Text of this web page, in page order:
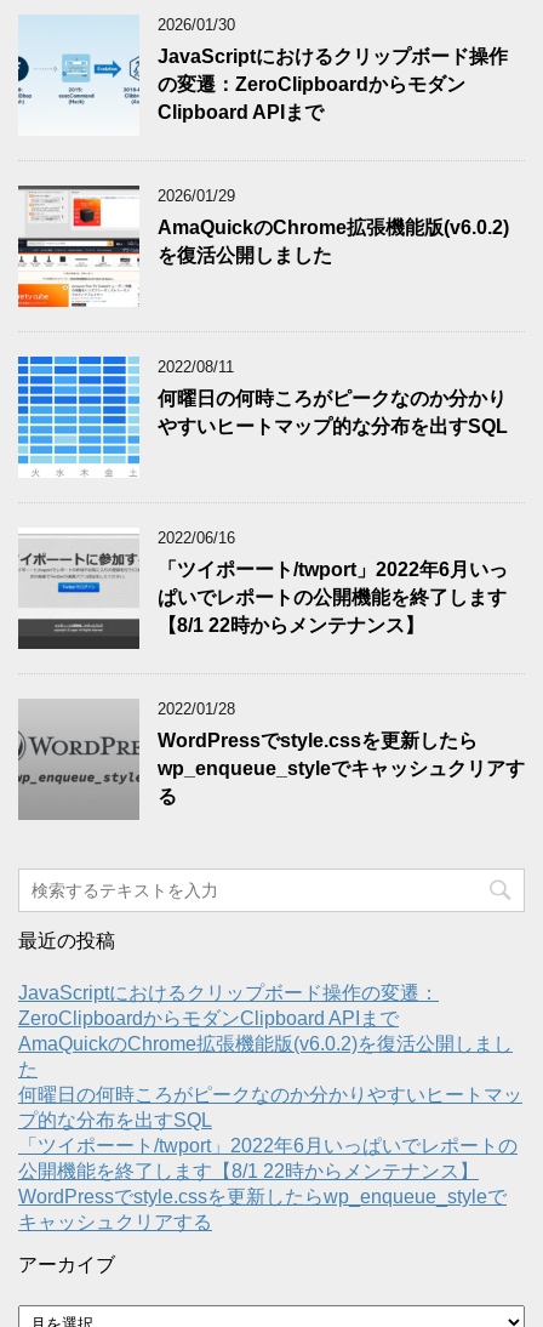
2026/01/30
JavaScriptにおけるクリップボード操作
の変遷：ZeroClipboardからモダン
Clipboard APIまで
2026/01/29
AmaQuickのChrome拡張機能版(v6.0.2)
を復活公開しました
2022/08/11
何曜日の何時ころがピークなのか分かり
やすいヒートマップ的な分布を出すSQL
2022/06/16
「ツイポーート/twport」2022年6月いっ
ぱいでレポートの公開機能を終了します
【8/1 22時からメンテナンス】
2022/01/28
WordPressでstyle.cssを更新したら
wp_enqueue_styleでキャッシュクリアす
る
最近の投稿
JavaScriptにおけるクリップボード操作の変遷：
ZeroClipboardからモダンClipboard APIまで
AmaQuickのChrome拡張機能版(v6.0.2)を復活公開しまし
た
何曜日の何時ころがピークなのか分かりやすいヒートマッ
プ的な分布を出すSQL
「ツイポーート/twport」2022年6月いっぱいでレポートの
公開機能を終了します【8/1 22時からメンテナンス】
WordPressでstyle.cssを更新したらwp_enqueue_styleで
キャッシュクリアする
アーカイブ
ア